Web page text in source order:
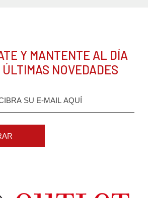
Y MANTENTE AL DÍA
NOVEDADES